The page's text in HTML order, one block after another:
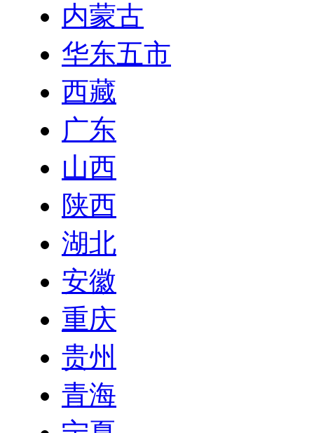
内蒙古
华东五市
西藏
广东
山西
陕西
湖北
安徽
重庆
贵州
青海